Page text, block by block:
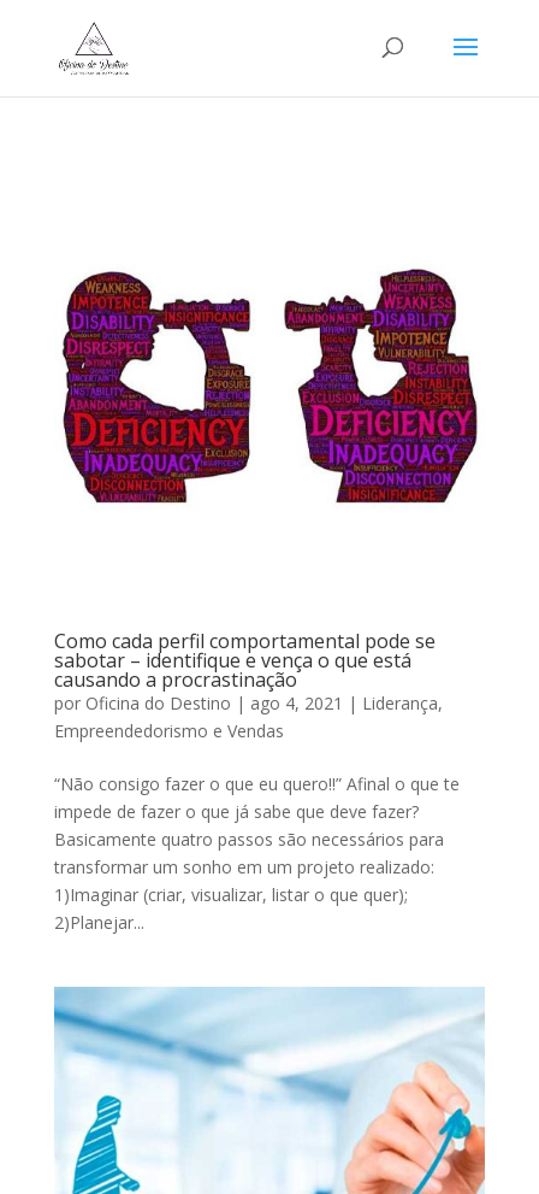
Como cada perfil comportamental pode se
sabotar – identifique e vença o que está
causando a procrastinação
por Oficina do Destino | ago 4, 2021 | Liderança,
Empreendedorismo e Vendas
“Não consigo fazer o que eu quero!!” Afinal o que te
impede de fazer o que já sabe que deve fazer?
Basicamente quatro passos são necessários para
transformar um sonho em um projeto realizado:
1)Imaginar (criar, visualizar, listar o que quer);
2)Planejar...